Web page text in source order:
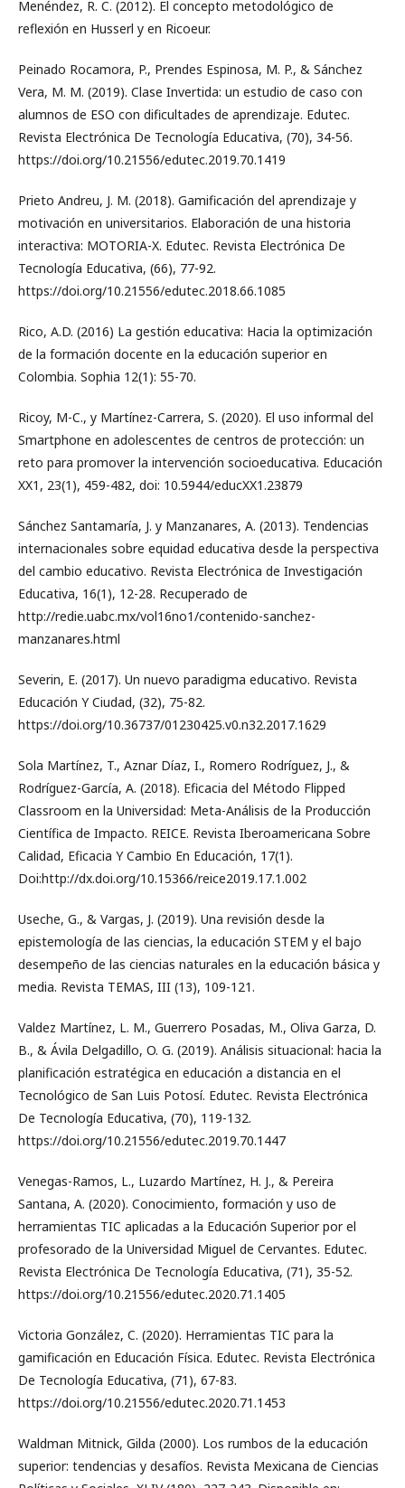
Menéndez, R. C. (2012). El concepto metodológico de
reflexión en Husserl y en Ricoeur.
Peinado Rocamora, P., Prendes Espinosa, M. P., & Sánchez
Vera, M. M. (2019). Clase Invertida: un estudio de caso con
alumnos de ESO con dificultades de aprendizaje. Edutec.
Revista Electrónica De Tecnología Educativa, (70), 34-56.
https://doi.org/10.21556/edutec.2019.70.1419
Prieto Andreu, J. M. (2018). Gamificación del aprendizaje y
motivación en universitarios. Elaboración de una historia
interactiva: MOTORIA-X. Edutec. Revista Electrónica De
Tecnología Educativa, (66), 77-92.
https://doi.org/10.21556/edutec.2018.66.1085
Rico, A.D. (2016) La gestión educativa: Hacia la optimización
de la formación docente en la educación superior en
Colombia. Sophia 12(1): 55-70.
Ricoy, M-C., y Martínez-Carrera, S. (2020). El uso informal del
Smartphone en adolescentes de centros de protección: un
reto para promover la intervención socioeducativa. Educación
XX1, 23(1), 459-482, doi: 10.5944/educXX1.23879
Sánchez Santamaría, J. y Manzanares, A. (2013). Tendencias
internacionales sobre equidad educativa desde la perspectiva
del cambio educativo. Revista Electrónica de Investigación
Educativa, 16(1), 12-28. Recuperado de
http://redie.uabc.mx/vol16no1/contenido-sanchez-
manzanares.html
Severin, E. (2017). Un nuevo paradigma educativo. Revista
Educación Y Ciudad, (32), 75-82.
https://doi.org/10.36737/01230425.v0.n32.2017.1629
Sola Martínez, T., Aznar Díaz, I., Romero Rodríguez, J., &
Rodríguez-García, A. (2018). Eficacia del Método Flipped
Classroom en la Universidad: Meta-Análisis de la Producción
Científica de Impacto. REICE. Revista Iberoamericana Sobre
Calidad, Eficacia Y Cambio En Educación, 17(1).
Doi:http://dx.doi.org/10.15366/reice2019.17.1.002
Useche, G., & Vargas, J. (2019). Una revisión desde la
epistemología de las ciencias, la educación STEM y el bajo
desempeño de las ciencias naturales en la educación básica y
media. Revista TEMAS, III (13), 109-121.
Valdez Martínez, L. M., Guerrero Posadas, M., Oliva Garza, D.
B., & Ávila Delgadillo, O. G. (2019). Análisis situacional: hacia la
planificación estratégica en educación a distancia en el
Tecnológico de San Luis Potosí. Edutec. Revista Electrónica
De Tecnología Educativa, (70), 119-132.
https://doi.org/10.21556/edutec.2019.70.1447
Venegas-Ramos, L., Luzardo Martínez, H. J., & Pereira
Santana, A. (2020). Conocimiento, formación y uso de
herramientas TIC aplicadas a la Educación Superior por el
profesorado de la Universidad Miguel de Cervantes. Edutec.
Revista Electrónica De Tecnología Educativa, (71), 35-52.
https://doi.org/10.21556/edutec.2020.71.1405
Victoria González, C. (2020). Herramientas TIC para la
gamificación en Educación Física. Edutec. Revista Electrónica
De Tecnología Educativa, (71), 67-83.
https://doi.org/10.21556/edutec.2020.71.1453
Waldman Mitnick, Gilda (2000). Los rumbos de la educación
superior: tendencias y desafíos. Revista Mexicana de Ciencias